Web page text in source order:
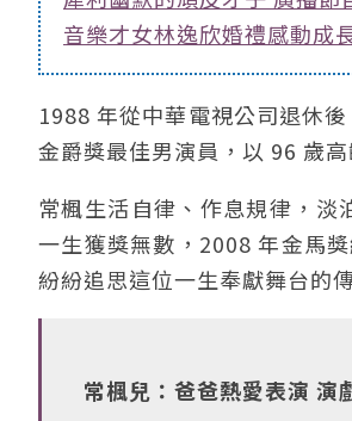
音樂才女林逸欣婚禮感動成
1988 年從中華電視公司退休
金爵獎最佳男演員，以 96 歲
常楓生活自律、作息規律，
一生獲獎無數，2008 年金馬
紛紛追思這位一生奉獻舞台的
常楓兒：爸爸熱愛表演 演